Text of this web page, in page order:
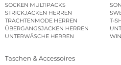
SOCKEN MULTIPACKS
STRICKJACKEN HERREN
TRACHTENMODE HERREN
T-
ÜBERGANGSJACKEN HERREN
UNTERWÄSCHE HERREN
Taschen & Accessoires